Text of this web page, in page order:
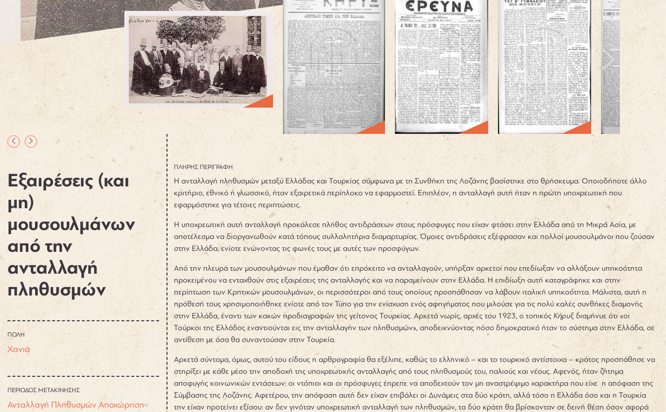
Εξαιρέσεις (και
μη)
μουσουλμάνων
από την
ανταλλαγή
πληθυσμών
ΠΟΛΗ
Χανιά
ΠΕΡΙΟΔΟΣ ΜΕΤΑΚΙΝΗΣΗΣ
Ανταλλαγή Πληθυσμών Αποχώρηση
ΠΛΗΡΗΣ ΠΕΡΙΓΡΑΦΗ
Η ανταλλαγή πληθυσμών μεταξύ Ελλάδας και Τουρκίας σύμφωνα με τη Συνθήκη της Λοζάνης βασίστηκε στο θρήσκευμα. Οποιοδήποτε άλλο
κριτήριο, εθνικό ή γλωσσικό, ήταν εξαιρετικά περίπλοκο να εφαρμοστεί. Επιπλέον, η ανταλλαγή αυτή ήταν η πρώτη υποχρεωτική που
εφαρμόστηκε για τέτοιες περιπτώσεις.
Η υποχρεωτική αυτή ανταλλαγή προκάλεσε πλήθος αντιδράσεων στους πρόσφυγες που είχαν φτάσει στην Ελλάδα από τη Μικρά Ασία, με
αποτέλεσμα να διοργανωθούν κατά τόπους συλλαλητήρια διαμαρτυρίας. Όμοιες αντιδράσεις εξέφρασαν και πολλοί μουσουλμάνοι που ζούσαν
στην Ελλάδα, ενίοτε ενώνοντας τις φωνές τους με αυτές των προσφύγων.
Από την πλευρά των μουσουλμάνων που έμαθαν ότι επρόκειτο να ανταλλαγούν, υπήρξαν αρκετοί που επεδίωξαν να αλλάξουν υπηκοότητα
προκειμένου να ενταχθούν στις εξαιρέσεις της ανταλλαγής και να παραμείνουν στην Ελλάδα. Η επιδίωξη αυτή καταγράφηκε και στην
περίπτωση των Κρητικών μουσουλμάνων, οι περισσότεροι από τους οποίους προσπάθησαν να λάβουν ιταλική υπηκοότητα. Μάλιστα, αυτή η
πρόθεσή τους χρησιμοποιήθηκε ενίοτε από τον Τύπο για την ενίσχυση ενός αφηγήματος που μιλούσε για τις πολύ καλές συνθήκες διαμονής
στην Ελλάδα, έναντι των κακών προδιαγραφών της γείτονος Τουρκίας. Αρκετά νωρίς, αρχές του 1923, ο τοπικός Κήρυξδιαμήνυε ότι «οι
Τούρκοι της Ελλάδος εναντιούνται εις την ανταλλαγήν των πληθυσμών», αποδεικνύοντας πόσο δημοκρατικό ήταν το σύστημα στην Ελλάδα, σε
αντίθεση με όσα θα συναντούσαν στην Τουρκία.
Αρκετά σύντομα, όμως, αυτού του είδους η αρθρογραφία θα εξέλιπε, καθώς το ελληνικό – και το τουρκικό αντίστοιχα – κράτος προσπάθησε να
στηρίξει με κάθε μέσο την αποδοχή της υποχρεωτικής ανταλλαγής από τους πληθυσμούς του, παλιούς και νέους. Αφενός, ήταν ζήτημα
αποφυγής κοινωνικών εντάσεων: οι ντόπιοι και οι πρόσφυγες έπρεπε να αποδεχτούν τον μη αναστρέψιμο χαρακτήρα που είχε η απόφαση της
Σύμβασης της Λοζάνης. Αφετέρου, την απόφαση αυτή δεν είχαν επιβάλει οι Δυνάμεις στα δύο κράτη, αλλά τόσο η Ελλάδα όσο και η Τουρκία
την είχαν προτείνει εξίσου: αν δεν γινόταν υποχρεωτική ανταλλαγή των πληθυσμών, τα δύο κράτη θα βρίσκονταν σε δεινή θέση όσον αφορά